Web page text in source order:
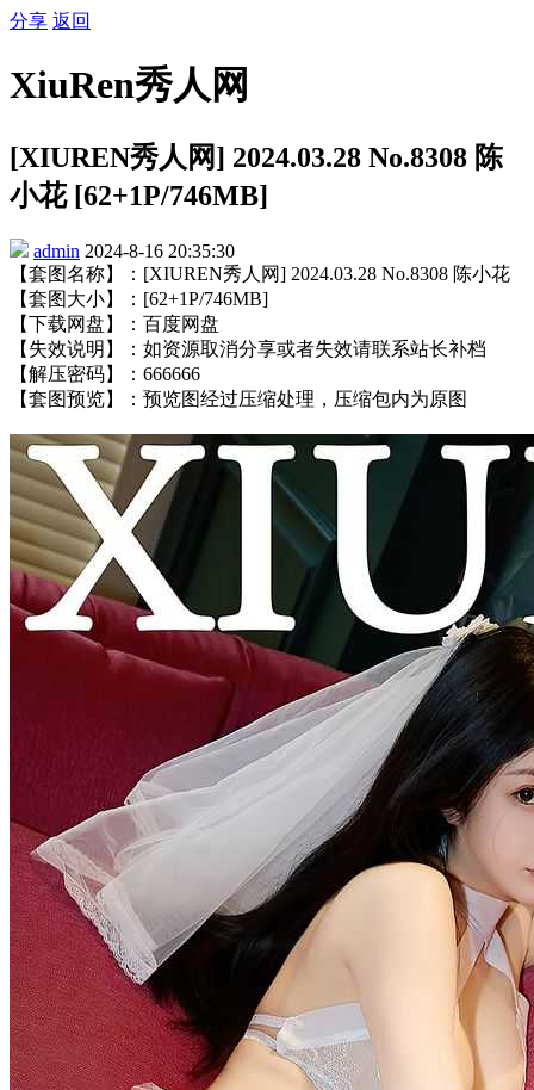
分享 返回
XiuRen秀人网
[XIUREN秀人网] 2024.03.28 No.8308 陈
小花 [62+1P/746MB]
admin 2024-8-16 20:35:30
【套图名称】：[XIUREN秀人网] 2024.03.28 No.8308 陈小花
【套图大小】：[62+1P/746MB]
【下载网盘】：百度网盘
【失效说明】：如资源取消分享或者失效请联系站长补档
【解压密码】：666666
【套图预览】：预览图经过压缩处理，压缩包内为原图